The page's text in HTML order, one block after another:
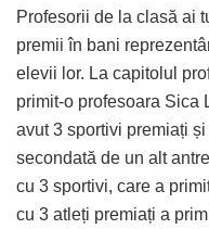
Profesorii de la clasă ai
premii în bani
elevii lor. La capitolul
primit-o profesoara Sica
avut 3 sportivi premiați
secondată de un alt
cu 3 sportivi, care a
cu 3 atleți premiați a